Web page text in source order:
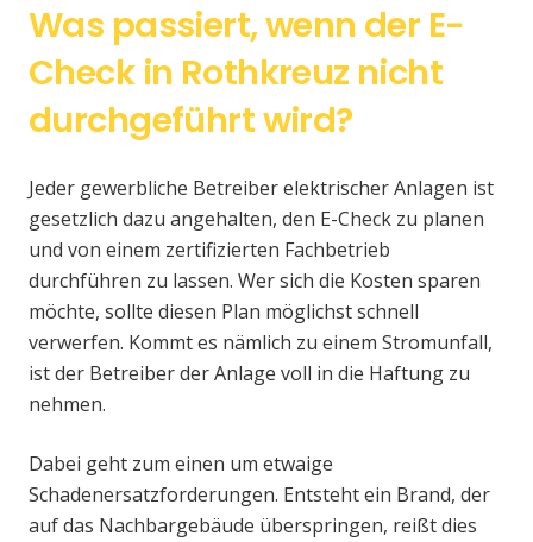
Was passiert, wenn der E-
Check in Rothkreuz nicht
durchgeführt wird?
Jeder gewerbliche Betreiber elektrischer Anlagen ist
gesetzlich dazu angehalten, den E-Check zu planen
und von einem zertifizierten Fachbetrieb
durchführen zu lassen. Wer sich die Kosten sparen
möchte, sollte diesen Plan möglichst schnell
verwerfen. Kommt es nämlich zu einem Stromunfall,
ist der Betreiber der Anlage voll in die Haftung zu
nehmen.
Dabei geht zum einen um etwaige
Schadenersatzforderungen. Entsteht ein Brand, der
auf das Nachbargebäude überspringen, reißt dies